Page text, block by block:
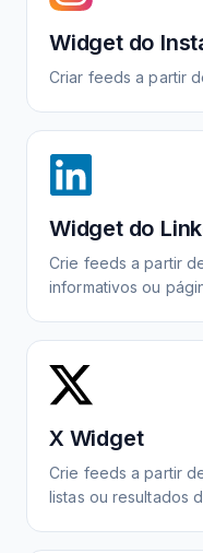
Widget do
Criar feeds a partir
Widget do
Crie feeds a partir
informativos ou
X Widget
Crie feeds a partir
listas ou resultados